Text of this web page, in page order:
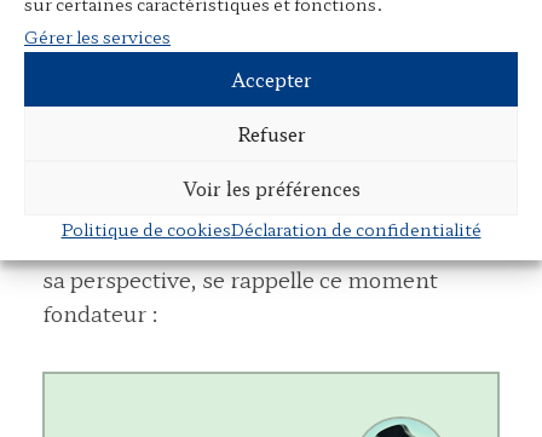
Gérer les services
Accepter
Refuser
Voir les préférences
Politique de cookiesDéclaration de confidentialité
fallait faire autrement, qu’il fallait faire autre
chose, qu’il fallait toucher autre chose que la
vision logique des choses. Donc peut-être
éveiller une émotion.6
Et voici comment Antonio Benincà, depuis
sa perspective, se rappelle ce moment
fondateur :